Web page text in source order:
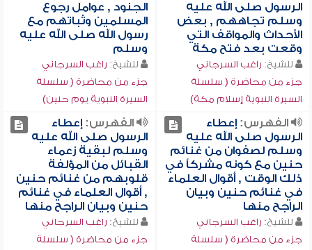
الرسول صلى الله عليه
وسلم تجاههم , بعض
الأحداث والمواقف التي
وقعت بعد فتح مكة
للشيخ: راغب السرجاني
جزء من محاضرة ( سلسلة
السيرة النبوية إسلام مكة)
الجنود , عوامل رجوع
المسلمين وثباتهم مع
رسول الله صلى الله عليه
وسلم
للشيخ: راغب السرجاني
جزء من محاضرة ( سلسلة
السيرة النبوية يوم حنين)
الفهرس:إعطاء
الرسول صلى الله عليه
وسلم لصفوان من غنائم
حنين مع كونه مشركاً في
ذلك الوقت , أقوال العلماء
في غنائم حنين وبيان
الراجح منها
للشيخ: راغب السرجاني
جزء من محاضرة ( سلسلة
الفهرس:إعطاء
الرسول صلى الله عليه
وسلم لبقية زعماء
القبائل من المؤلفة
قلوبهم من غنائم حنين
, أقوال العلماء في غنائم
حنين وبيان الراجح منها
للشيخ: راغب السرجاني
جزء من محاضرة ( سلسلة